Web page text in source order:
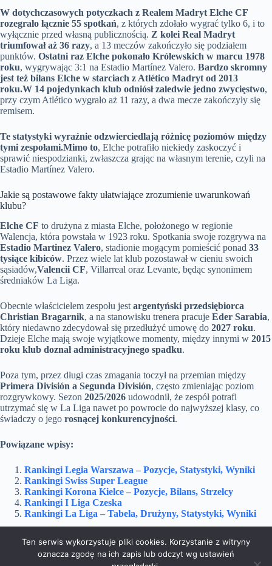
W dotychczasowych potyczkach z Realem Madryt Elche CF
rozegrało łącznie 55 spotkań, z których zdołało wygrać tylko 6, i to
wyłącznie przed własną publicznością. Z kolei Real Madryt
triumfował aż 36 razy, a 13 meczów zakończyło się podziałem
punktów. Ostatni raz Elche pokonało Królewskich w marcu 1978
roku, wygrywając 3:1 na Estadio Martínez Valero. Bardzo skromny
jest też bilans Elche w starciach z Atlético Madryt od 2013
roku.W 14 pojedynkach klub odniósł zaledwie jedno zwycięstwo,
przy czym Atlético wygrało aż 11 razy, a dwa mecze zakończyły się
remisem.
Te statystyki wyraźnie odzwierciedlają różnicę poziomów między
tymi zespołami.Mimo to, Elche potrafiło niekiedy zaskoczyć i
sprawić niespodzianki, zwłaszcza grając na własnym terenie, czyli na
Estadio Martínez Valero.
Jakie są postawowe fakty ułatwiające zrozumienie uwarunkowań
klubu?
Elche CF to drużyna z miasta Elche, położonego w regionie
Walencja, która powstała w 1923 roku. Spotkania swoje rozgrywa na
Estadio Martinez Valero, stadionie mogącym pomieścić ponad 33
tysiące kibiców. Przez wiele lat klub pozostawał w cieniu swoich
sąsiadów,Valencii CF, Villarreal oraz Levante, będąc synonimem
średniaków La Liga.
Obecnie właścicielem zespołu jest argentyński przedsiębiorca
Christian Bragarnik, a na stanowisku trenera pracuje Eder Sarabia,
który niedawno zdecydował się przedłużyć umowę do 2027 roku.
Dzieje Elche mają swoje wyjątkowe momenty, między innymi w 2015
roku klub doznał administracyjnego spadku.
Poza tym, przez długi czas zmagania toczył na przemian między
Primera División a Segunda División, często zmieniając poziom
rozgrywkowy. Sezon 2025/2026 udowodnił, że zespół potrafi
utrzymać się w La Liga nawet po powrocie do najwyższej klasy, co
świadczy o jego rosnącej konkurencyjności.
Powiązane wpisy:
Rankingi Legia Warszawa – Pozycje, Statystyki, Wyniki
Rankingi Swiss Super League
Rankingi Korona Kielce – Pozycje, Bilans, Strzelcy
Rankingi I Liga Czeska
Rankingi La Liga – Tabela, Drużyny, Statystyki, Wyniki
Ten serwis wykorzystuje pliki cookies. Korzystanie z witryny
oznacza zgodę na ich zapis lub odczyt wg ustawień